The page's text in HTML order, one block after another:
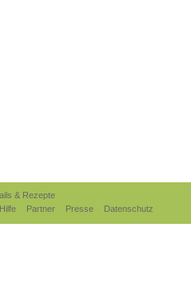
& Rezepte
Hilfe Partner Presse Datenschutz